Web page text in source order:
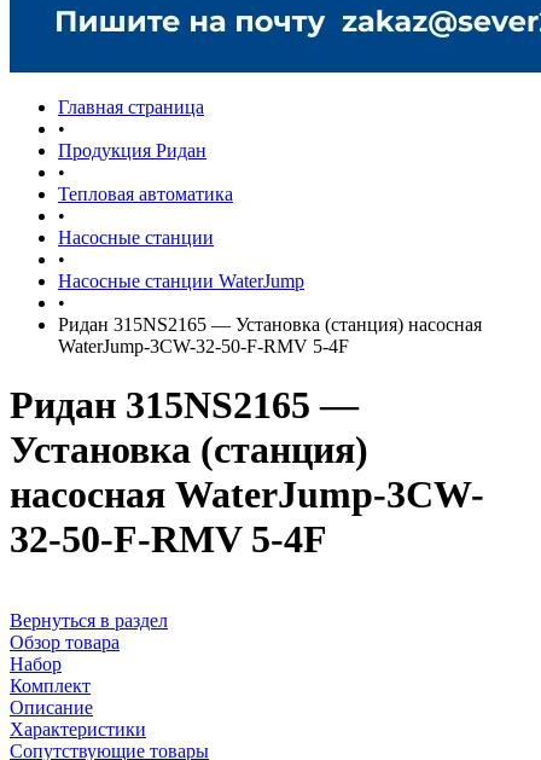
Главная страница
•
Продукция Ридан
•
Тепловая автоматика
•
Насосные станции
•
Насосные станции WaterJump
•
Ридан 315NS2165 — Установка (станция) насосная
WaterJump-3CW-32-50-F-RMV 5-4F
Ридан 315NS2165 —
Установка (станция)
насосная WaterJump-3CW-
32-50-F-RMV 5-4F
Вернуться в раздел
Обзор товара
Набор
Комплект
Описание
Характеристики
Сопутствующие товары